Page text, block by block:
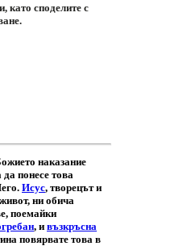
като споделите с